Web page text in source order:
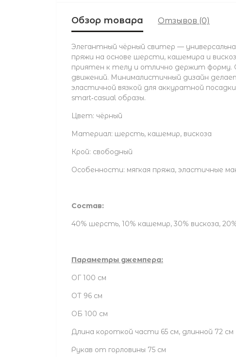
Обзор товара Отзывов (0)
Элегантный чёрный свитер —
пряжи на основе шерсти, кашемира и
приятен к телу и отлично держит форму.
движений. Минималистичный дизайн
эластичной вязкой для аккуратной
smart‑casual образы.
Цвет: чёрный
Материал: шерсть, кашемир, вискоза
Крой: свободный
Особенности: мягкая пряжа, эластичные
Состав:
40% шерсть, 10% кашемир, 30% вискоза,
Параметры джемпера:
ОГ 100 см
ОТ 96 см
ОБ 100 см
Длина короткой части 65 см, длинной 72 см
Рукав от горловины 75 см